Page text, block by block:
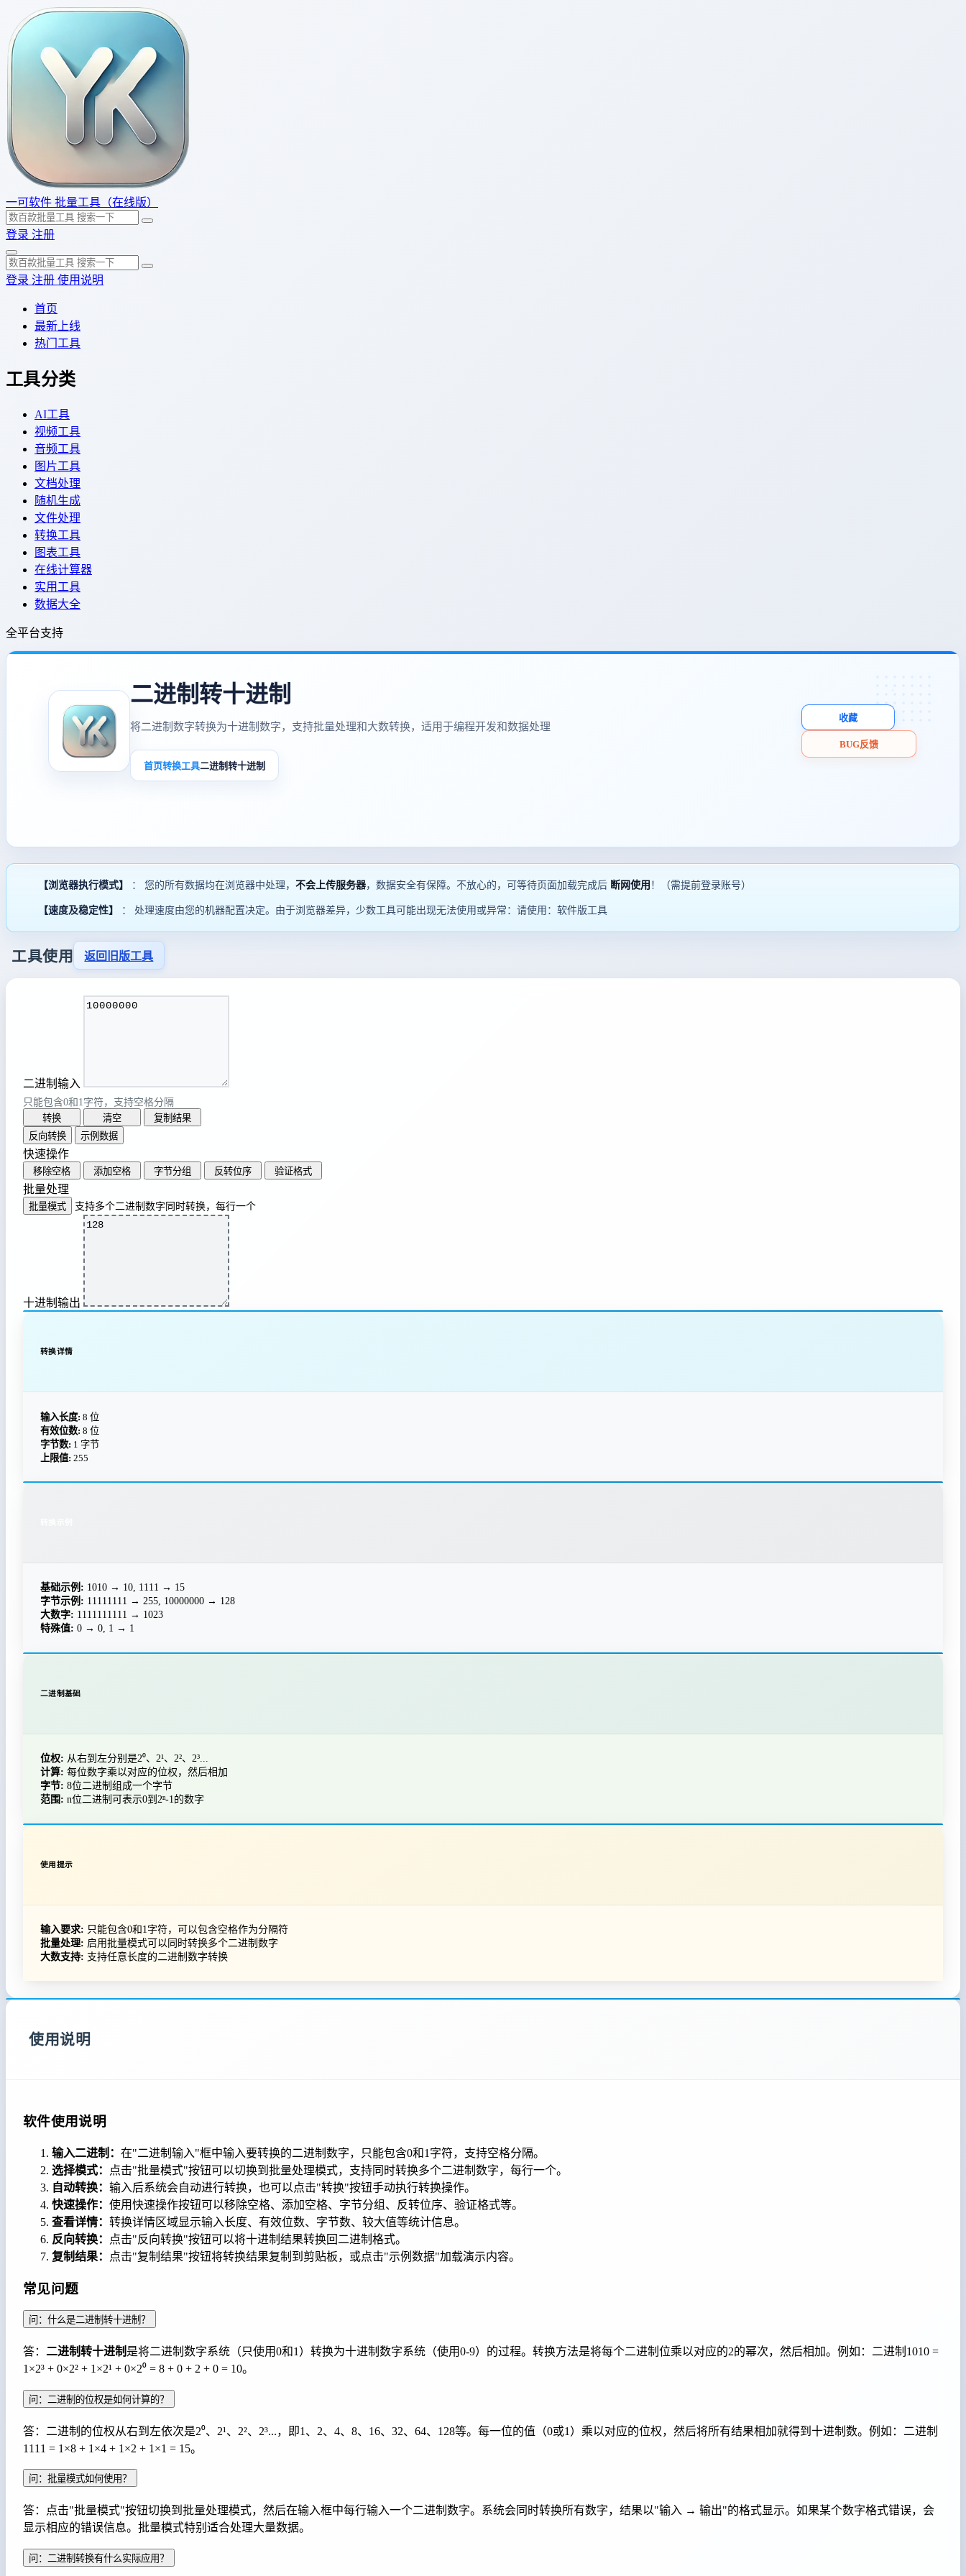
一可软件 批量工具（在线版）
登录 注册
登录 注册 使用说明
首页
最新上线
热门工具
工具分类
AI工具
视频工具
音频工具
图片工具
文档处理
随机生成
文件处理
转换工具
图表工具
在线计算器
实用工具
数据大全
全平台支持
二进制转十进制
将二进制数字转换为十进制数字，支持批量处理和大数转换，适用于编程开发和数据处理
首页转换工具二进制转十进制
收藏
BUG反馈
【浏览器执行模式】 ： 您的所有数据均在浏览器中处理， 不会上传服务器，数据安全有保障。不放心的，可等待页面加载完成后 断网使用 ！（需提前登录账号）
【速度及稳定性】 ： 处理速度由您的机器配置决定。由于浏览器差异，少数工具可能出现无法使用或异常：请使用：软件版工具
工具使用 返回旧版工具
二进制输入
只能包含0和1字符，支持空格分隔
转换
清空
复制结果
反向转换
示例数据
快速操作
移除空格 添加空格 字节分组 反转位序 验证格式
批量处理
批量模式 支持多个二进制数字同时转换，每行一个
十进制输出
转换详情
输入长度: 8 位
有效位数: 8 位
字节数: 1 字节
上限值: 255
基础示例: 1010 → 10, 1111 → 15
字节示例: 11111111 → 255, 10000000 → 128
大数字: 1111111111 → 1023
特殊值: 0 → 0, 1 → 1
二进制基础
位权: 从右到左分别是2⁰、2¹、2²、2³...
计算: 每位数字乘以对应的位权，然后相加
字节: 8位二进制组成一个字节
范围: n位二进制可表示0到2ⁿ-1的数字
使用提示
输入要求: 只能包含0和1字符，可以包含空格作为分隔符
批量处理: 启用批量模式可以同时转换多个二进制数字
大数支持: 支持任意长度的二进制数字转换
使用说明
软件使用说明
输入二进制： 在"二进制输入"框中输入要转换的二进制数字，只能包含0和1字符，支持空格分隔。
选择模式：
点击"批量模式"按钮可以切换到批量处理模式，支持同时转换多个二进制数字，每行一个。
自动转换： 输入后系统会自动进行转换，也可以点击"转换"按钮手动执行转换操作。
快速操作： 使用快速操作按钮可以移除空格、添加空格、字节分组、反转位序、验证格式等。
查看详情： 转换详情区域显示输入长度、有效位数、字节数、较大值等统计信息。
反向转换：
点击"反向转换"按钮可以将十进制结果转换回二进制格式。
复制结果：
点击"复制结果"按钮将转换结果复制到剪贴板，或点击"示例数据"加载演示内容。
常见问题
问：什么是二进制转十进制？
答： 二进制转十进制 是将二进制数字系统（只使用0和1）转换为十进制数字系统（使用0-9）的过程。转换方法是将每个二进制位乘以对应的2的幂次，然后相加。例如：二进制1010 =
1×2³ + 0×2² + 1×2¹ + 0×2⁰ = 8 + 0 + 2 + 0 = 10。
问：二进制的位权是如何计算的？
答：二进制的位权从右到左依次是2⁰、2¹、2²、2³...，即1、2、4、8、16、32、64、128等。每一位的值（0或1）乘以对应的位权，然后将所有结果相加就得到十进制数。例如：二进制
1111 = 1×8 + 1×4 + 1×2 + 1×1 = 15。
问：批量模式如何使用？
答：点击"批量模式"按钮切换到批量处理模式，然后在输入框中每行输入一个二进制数字。系统会同时转换所有数字，结果以"输入 → 输出"的格式显示。如果某个数字格式错误，会
显示相应的错误信息。批量模式特别适合处理大量数据。
问：二进制转换有什么实际应用？